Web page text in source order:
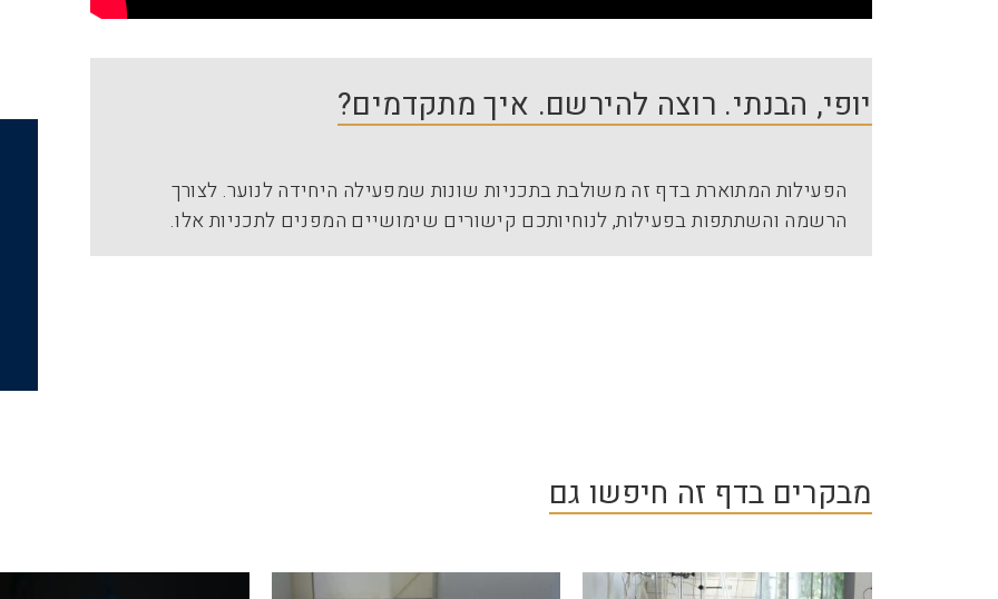
יופי, הבנתי. רוצה להירשם. איך מתקדמים?
הפעילות המתוארת בדף זה משולבת בתכניות שונות שמפעילה היחידה לנוער. לצורך
הרשמה והשתתפות בפעילות, לנוחיותכם קישורים שימושיים המפנים לתכניות אלו.
מבקרים בדף זה חיפשו גם